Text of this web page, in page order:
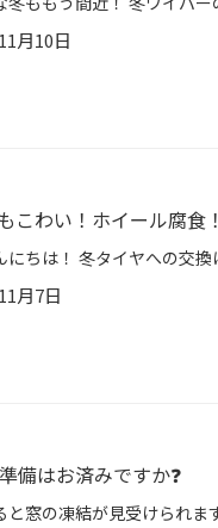
月10日
こわい！ホイール腐食！
月7日
備はお済みですか❓